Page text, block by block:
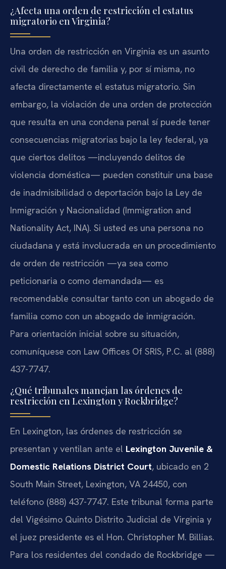
¿Afecta una orden de restricción el estatus
migratorio en Virginia?
Una orden de restricción en Virginia es un asunto
civil de derecho de familia y, por sí misma, no
afecta directamente el estatus migratorio. Sin
embargo, la violación de una orden de protección
que resulta en una condena penal sí puede tener
consecuencias migratorias bajo la ley federal, ya
que ciertos delitos —incluyendo delitos de
violencia doméstica— pueden constituir una base
de inadmisibilidad o deportación bajo la Ley de
Inmigración y Nacionalidad (Immigration and
Nationality Act, INA). Si usted es una persona no
ciudadana y está involucrada en un procedimiento
de orden de restricción —ya sea como
peticionaria o como demandada— es
recomendable consultar tanto con un abogado de
familia como con un abogado de inmigración.
Para orientación inicial sobre su situación,
comuníquese con Law Offices Of SRIS, P.C. al (888)
437-7747.
¿Qué tribunales manejan las órdenes de
restricción en Lexington y Rockbridge?
En Lexington, las órdenes de restricción se
presentan y ventilan ante el Lexington Juvenile &
Domestic Relations District Court, ubicado en 2
South Main Street, Lexington, VA 24450, con
teléfono (888) 437-7747. Este tribunal forma parte
del Vigésimo Quinto Distrito Judicial de Virginia y
el juez presidente es el Hon. Christopher M. Billias.
Para los residentes del condado de Rockbridge —